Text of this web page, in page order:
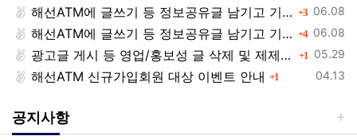
등록일
06.08
해선ATM에 글쓰기 등 정보공유글 남기고 기프티콘 받자! 3댓글
등록일
06.08
해선ATM에 글쓰기 등 정보공유글 남기고 기프티콘 받자! 4댓글
등록일
05.29
광고글 게시 등 영업/홍보성 글 삭제 및 제제대상입니다. 1댓글
등록일
04.13
해선ATM 신규가입회원 대상 이벤트 안내 1
공지사항